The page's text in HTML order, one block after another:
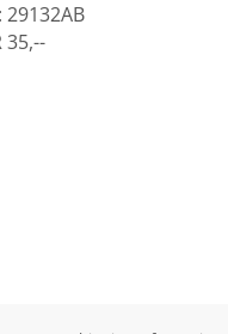
29132AB
35,--